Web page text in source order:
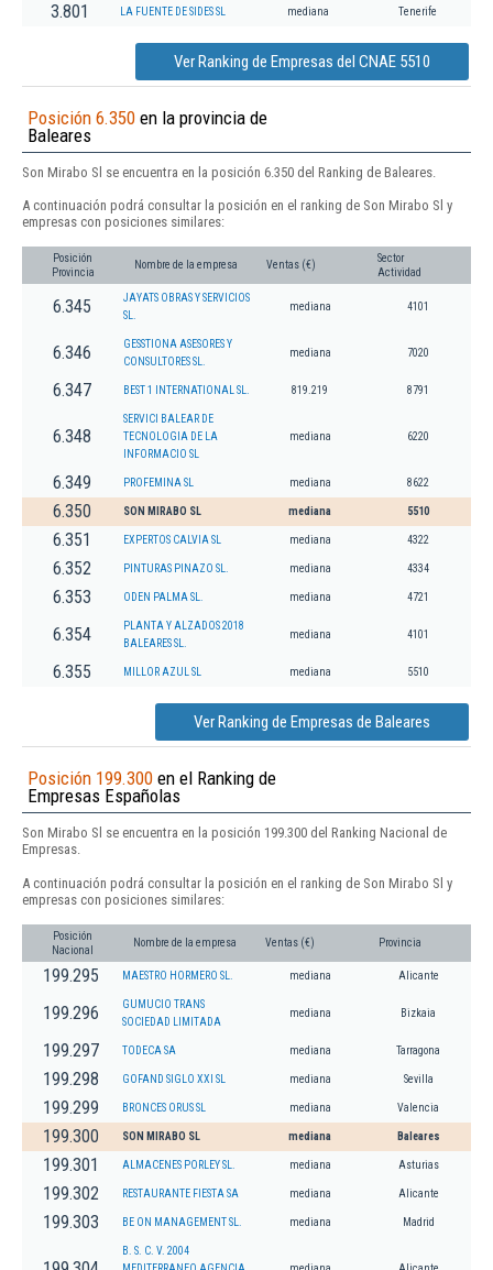
3.801 LA FUENTE DE SIDES SL mediana Tenerife
Ver Ranking de Empresas del CNAE 5510
Posición 6.350 en la provincia de
Baleares
Son Mirabo Sl se encuentra en la posición 6.350 del Ranking de Baleares.
A continuación podrá consultar la posición en el ranking de Son Mirabo Sl y
empresas con posiciones similares:
Posición
Provincia
Nombre de la empresa Ventas (€)
Sector
Actividad
6.345
JAYATS OBRAS Y SERVICIOS
SL.
mediana 4101
6.346
GESSTIONA ASESORES Y
CONSULTORES SL.
mediana 7020
6.347 BEST 1 INTERNATIONAL SL. 819.219 8791
6.348
SERVICI BALEAR DE
TECNOLOGIA DE LA
INFORMACIO SL
mediana 6220
6.349 PROFEMINA SL mediana 8622
6.350 SON MIRABO SL mediana 5510
6.351 EXPERTOS CALVIA SL mediana 4322
6.352 PINTURAS PINAZO SL. mediana 4334
6.353 ODEN PALMA SL. mediana 4721
6.354
PLANTA Y ALZADOS 2018
BALEARES SL.
mediana 4101
6.355 MILLOR AZUL SL mediana 5510
Ver Ranking de Empresas de Baleares
Posición 199.300 en el Ranking de
Empresas Españolas
Son Mirabo Sl se encuentra en la posición 199.300 del Ranking Nacional de
Empresas.
A continuación podrá consultar la posición en el ranking de Son Mirabo Sl y
empresas con posiciones similares:
Posición
Nacional
Nombre de la empresa Ventas (€) Provincia
199.295 MAESTRO HORMERO SL. mediana Alicante
199.296
GUMUCIO TRANS
SOCIEDAD LIMITADA
mediana Bizkaia
199.297 TODECA SA mediana Tarragona
199.298 GOFAND SIGLO XXI SL mediana Sevilla
199.299 BRONCES ORUS SL mediana Valencia
199.300 SON MIRABO SL mediana Baleares
199.301 ALMACENES PORLEY SL. mediana Asturias
199.302 RESTAURANTE FIESTA SA mediana Alicante
199.303 BE ON MANAGEMENT SL. mediana Madrid
B. S. C. V. 2004